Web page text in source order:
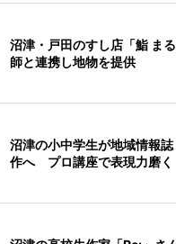
沼津・戸田のすし店「鮨 ま
師と連携し地物を提供
沼津の小中学生が地域情報
作へ プロ講座で表現力磨く